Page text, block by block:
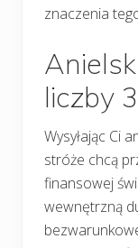
znaczenia
liczby
Wysyłając Ci
stróże chcą
finansowej
wewnętrzną